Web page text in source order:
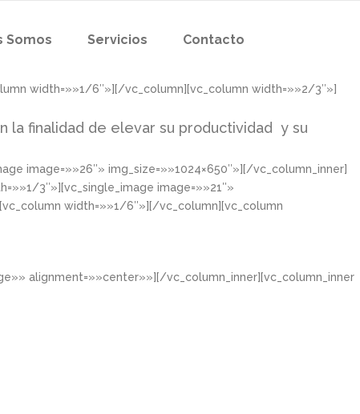
Somos Servicios Contacto
width=»»1/6″»][/vc_column][vc_column width=»»2/3″»]
la finalidad de elevar su productividad y su
image=»»26″» img_size=»»1024×650″»][/vc_column_inner]
3″»][vc_single_image image=»»21″»
width=»»1/6″»][/vc_column][vc_column
alignment=»»center»»][/vc_column_inner][vc_column_inner